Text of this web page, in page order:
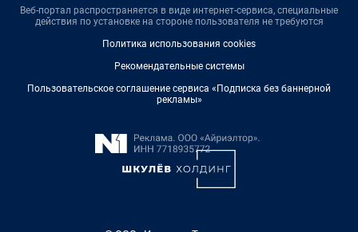
Веб-портал распространяется в виде интернет-сервиса, специальные
действия по установке на стороне пользователя не требуются
Политика использования cookies
Рекомендательные системы
Пользовательское соглашение сервиса «Подписка без баннерной
рекламы»